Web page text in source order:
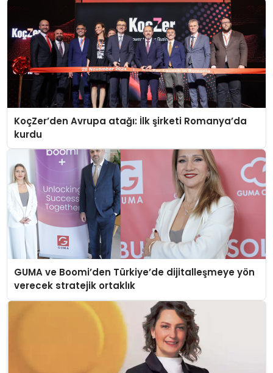
KoçZer’den Avrupa atağı: İlk şirketi Romanya’da
kurdu
GUMA ve Boomi’den Türkiye’de dijitalleşmeye yön
verecek stratejik ortaklık